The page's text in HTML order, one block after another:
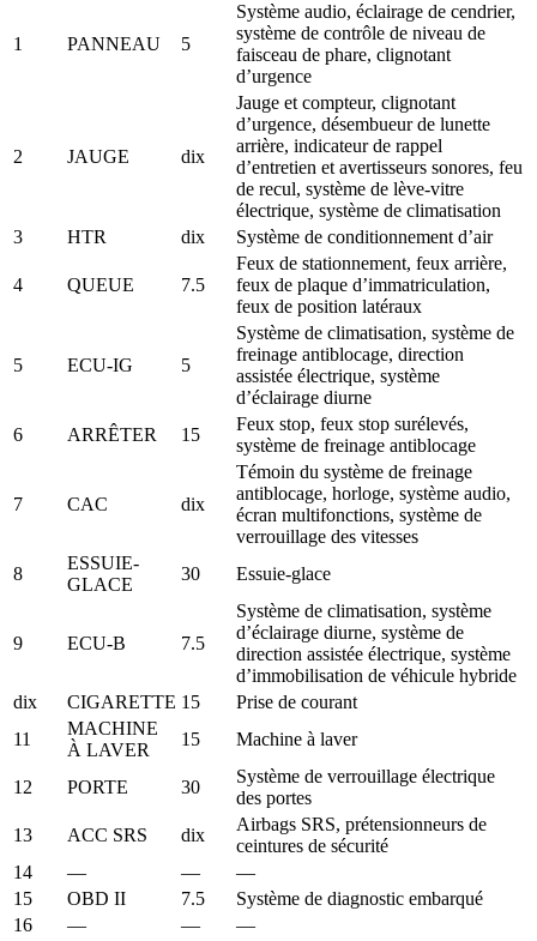
1 PANNEAU 5
Système audio, éclairage de cendrier,
système de contrôle de niveau de
faisceau de phare, clignotant
d’urgence
2 JAUGE dix
Jauge et compteur, clignotant
d’urgence, désembueur de lunette
arrière, indicateur de rappel
d’entretien et avertisseurs sonores, feu
de recul, système de lève-vitre
électrique, système de climatisation
3
HTR dix Système de conditionnement d’air
4 QUEUE 7.5
Feux de stationnement, feux arrière,
feux de plaque d’immatriculation,
feux de position latéraux
5 ECU-IG 5
Système de climatisation, système de
freinage antiblocage, direction
assistée électrique, système
d’éclairage diurne
6
ARRÊTER 15
Feux stop, feux stop surélevés,
système de freinage antiblocage
7 CAC dix
Témoin du système de freinage
antiblocage, horloge, système audio,
écran multifonctions, système de
verrouillage des vitesses
8
ESSUIE-
GLACE
30 Essuie-glace
9 ECU-B 7.5
Système de climatisation, système
d’éclairage diurne, système de
direction assistée électrique, système
d’immobilisation de véhicule hybride
dix
CIGARETTE 15
Prise de courant
11
MACHINE
À LAVER
15 Machine à laver
12 PORTE 30
Système de verrouillage électrique
des portes
13
ACC SRS dix
Airbags SRS, prétensionneurs de
ceintures de sécurité
14
— —
—
15
OBD II 7.5
Système de diagnostic embarqué
16
— —
—